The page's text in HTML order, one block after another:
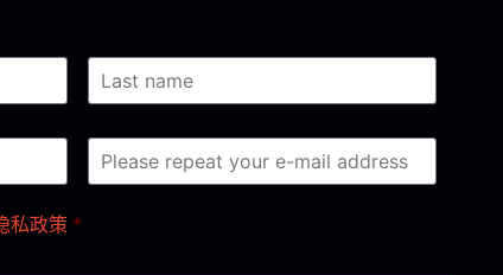
私政策 *